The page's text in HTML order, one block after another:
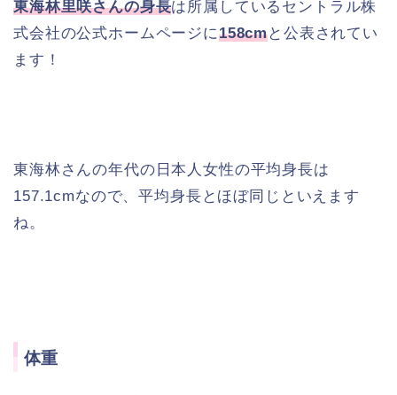
東海林里咲さんの身長は所属しているセントラル株
式会社の公式ホームページに158cmと公表されてい
ます！
東海林さんの年代の日本人女性の平均身長は
157.1cmなので、平均身長とほぼ同じといえます
ね。
体重